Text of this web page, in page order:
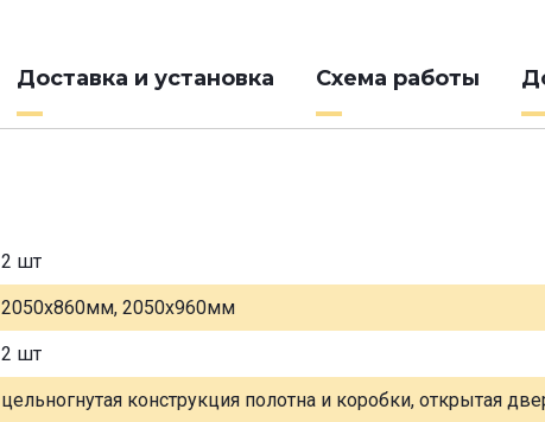
Доставка и установка Схема работы
2 шт
2050х860мм, 2050х960мм
2 шт
цельногнутая конструкция полотна и коробки, открытая